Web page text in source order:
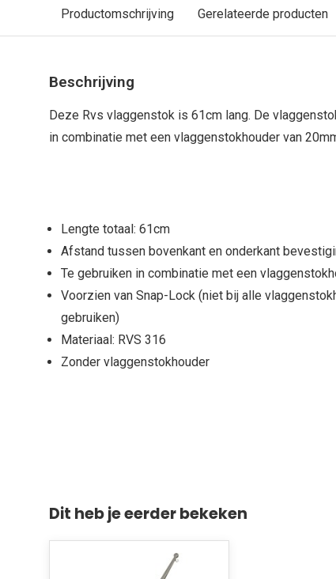
Productomschrijving Gerelateerde producten
Beschrijving
Deze Rvs vlaggenstok is 61cm lang. De
in combinatie met een vlaggenstokhouder van
Lengte totaal: 61cm
Afstand tussen bovenkant en onderkant
Te gebruiken in combinatie met een
Voorzien van Snap-Lock (niet bij alle
gebruiken)
Materiaal: RVS 316
Zonder vlaggenstokhouder
Dit heb je eerder bekeken